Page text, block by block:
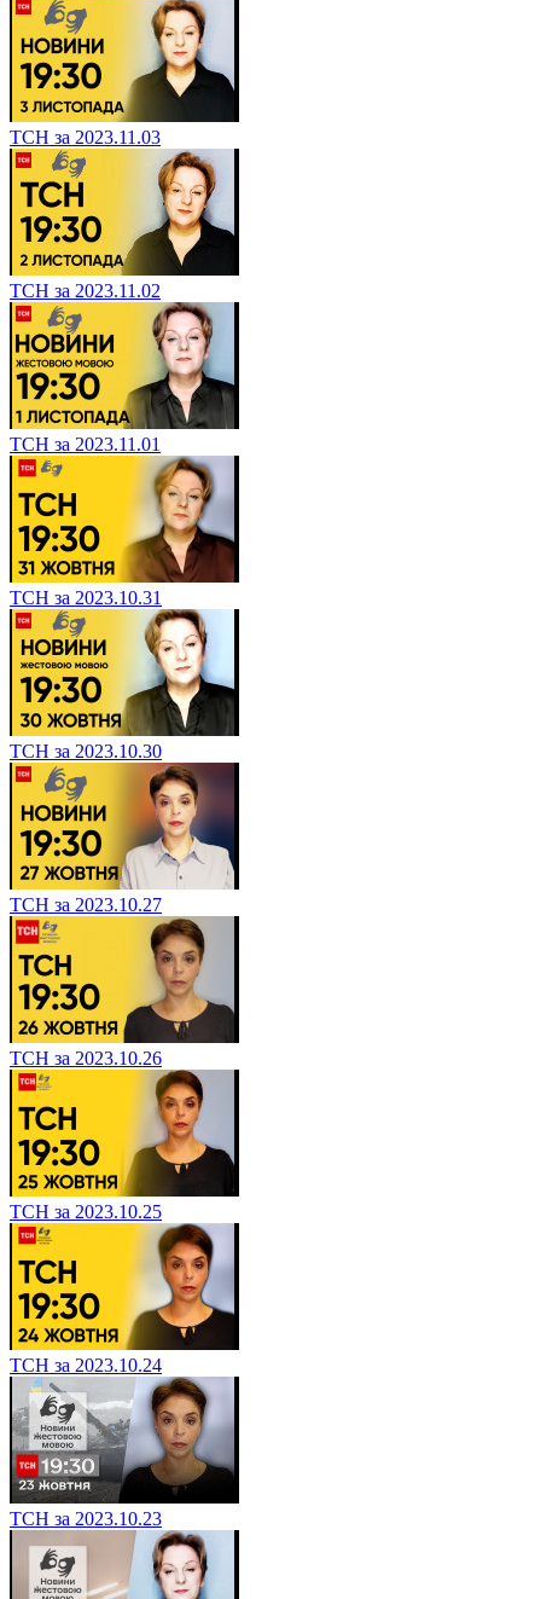
ТСН за 2023.11.03
ТСН за 2023.11.02
ТСН за 2023.11.01
ТСН за 2023.10.31
ТСН за 2023.10.30
ТСН за 2023.10.27
ТСН за 2023.10.26
ТСН за 2023.10.25
ТСН за 2023.10.24
ТСН за 2023.10.23